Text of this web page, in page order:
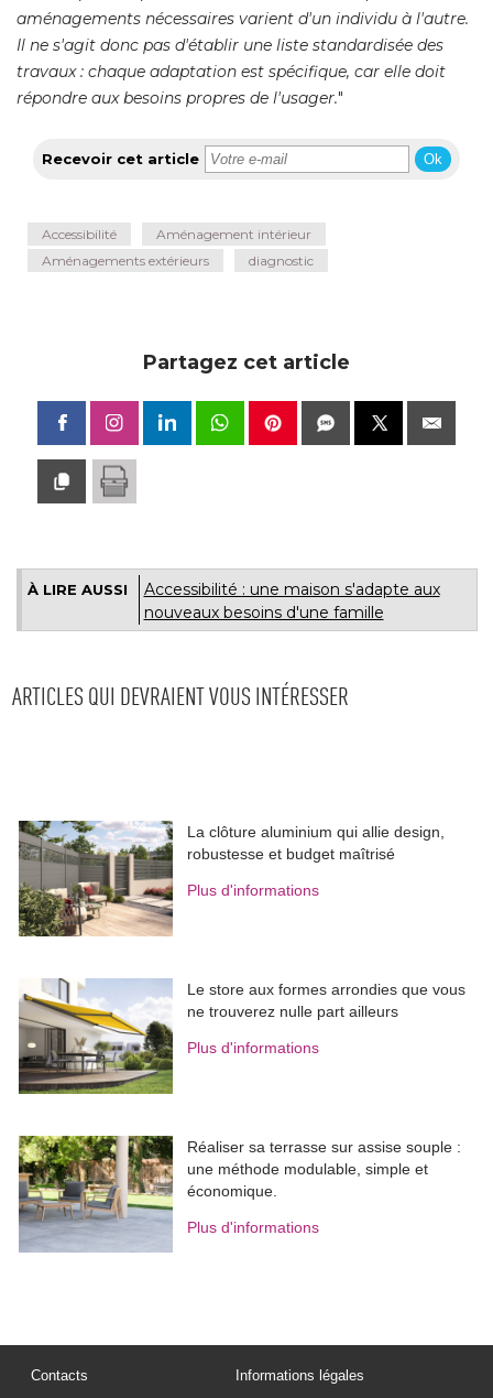
aménagements nécessaires varient d'un individu à l'autre.
Il ne s'agit donc pas d'établir une liste standardisée des
travaux : chaque adaptation est spécifique, car elle doit
répondre aux besoins propres de l'usager."
Recevoir cet article Ok
Accessibilité
Aménagement intérieur
Aménagements extérieurs
diagnostic
Partagez cet article
À LIRE AUSSI
Accessibilité : une maison s'adapte aux
nouveaux besoins d'une famille
ARTICLES QUI DEVRAIENT VOUS INTÉRESSER
La clôture aluminium qui allie design,
robustesse et budget maîtrisé
Plus d'informations
Le store aux formes arrondies que vous
ne trouverez nulle part ailleurs
Plus d'informations
Réaliser sa terrasse sur assise souple :
une méthode modulable, simple et
économique.
Plus d'informations
Contacts Informations légales